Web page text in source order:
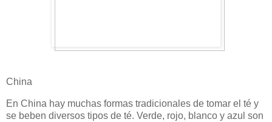
China
En China hay muchas formas tradicionales de tomar el té y
se beben diversos tipos de té. Verde, rojo, blanco y azul son